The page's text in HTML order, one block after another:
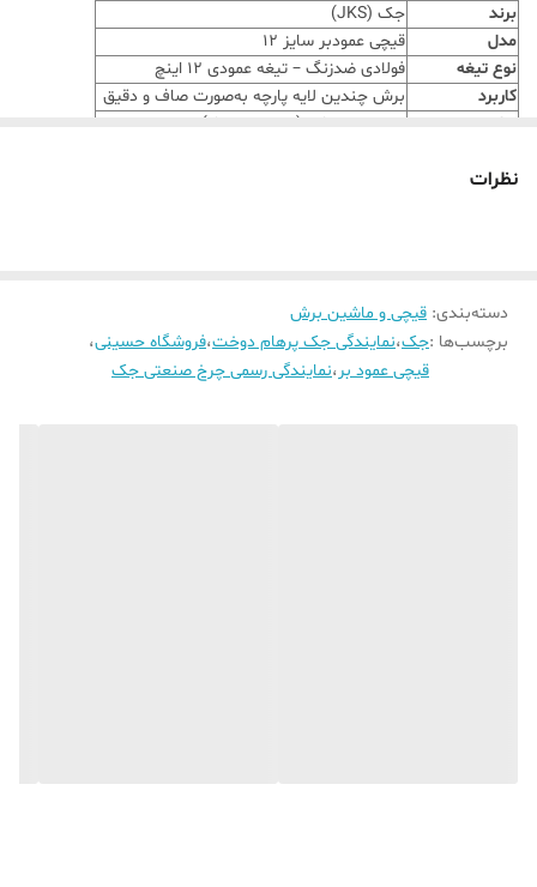
برند
جک (JKS)
مدل
قیچی عمودبر سایز ۱۲
نوع تیغه
فولادی ضدزنگ – تیغه عمودی ۱۲ اینچ
کاربرد
برش چندین لایه پارچه به‌صورت صاف و دقیق
سرعت و عملکرد
نظرات
دسته‌بندی: قیچی و ماشین برش
برچسب‌ها :جک،نمایندگی جک پرهام دوخت،فروشگاه حسینی،
قیچی عمود بر،نمایندگی رسمی چرخ صنعتی جک